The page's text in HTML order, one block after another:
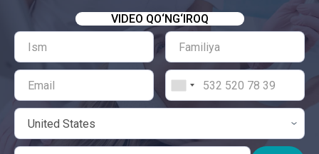
VIDEO QO‘NG‘IROQ